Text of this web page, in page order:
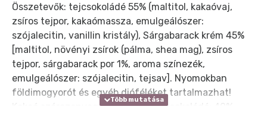
Összetevők: tejcsokoládé 55% (maltitol, kakaóvaj,
zsíros tejpor, kakaómassza, emulgeálószer:
szójalecitin, vanillin kristály), Sárgabarack krém 45%
[maltitol, növényi zsírok (pálma, shea mag), zsíros
tejpor, sárgabarack por 1%, aroma színezék,
emulgeálószer: szójalecitin, tejsav]. Nyomokban
földimogyorót és egyéb dióféléket tartalmazhat!
Kakaó szárazanyag-tartalom a tejcsokoládé: 40%